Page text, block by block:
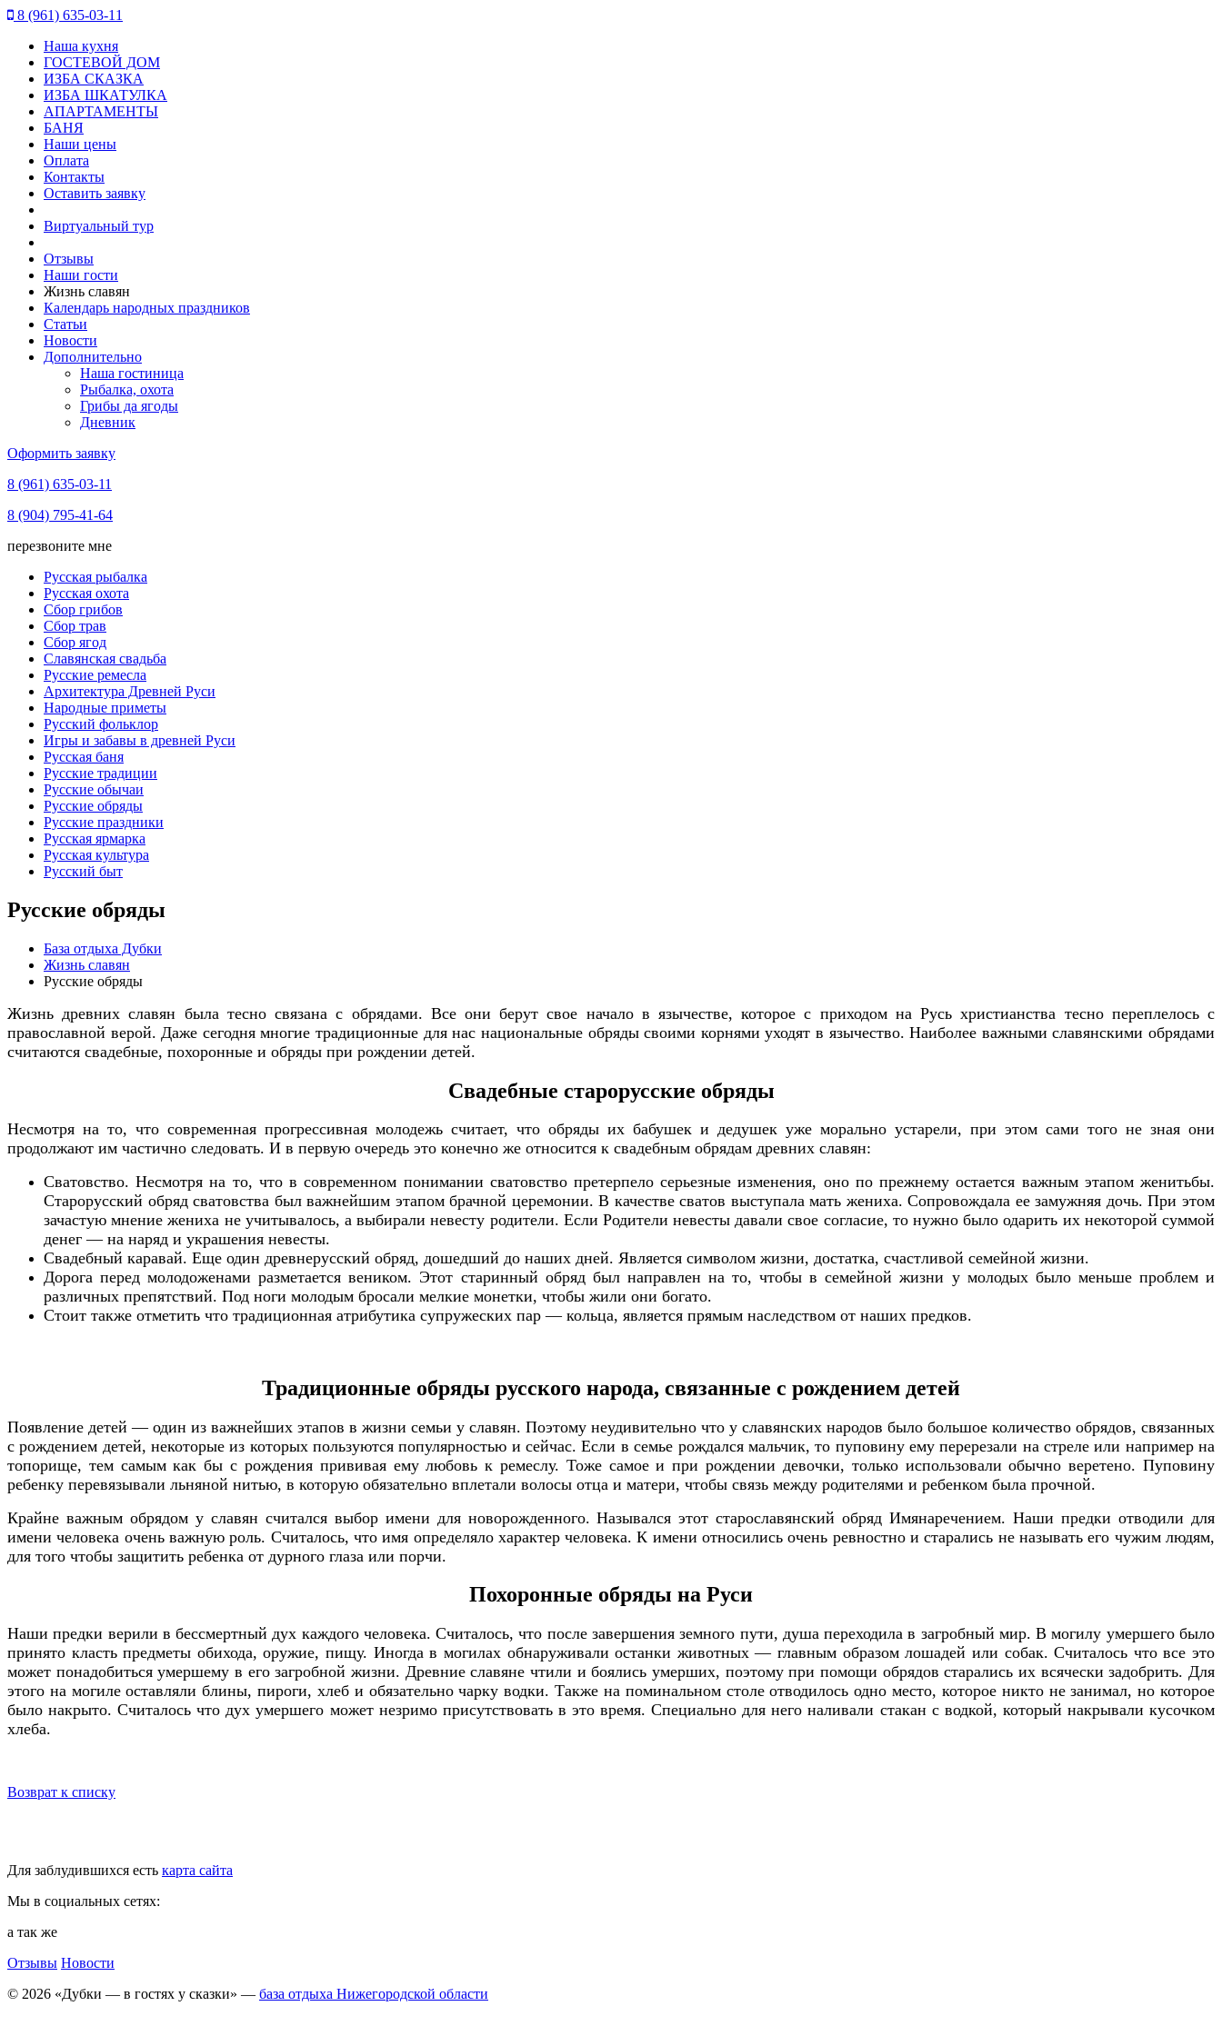
8 (961) 635-03-11
Наша кухня
ГОСТЕВОЙ ДОМ
ИЗБА СКАЗКА
ИЗБА ШКАТУЛКА
АПАРТАМЕНТЫ
БАНЯ
Наши цены
Оплата
Контакты
Оставить заявку
Виртуальный тур
Отзывы
Наши гости
Жизнь славян
Календарь народных праздников
Статьи
Новости
Дополнительно
Наша гостиница
Рыбалка, охота
Грибы да ягоды
Дневник
Оформить заявку
8 (961) 635-03-11
8 (904) 795-41-64
перезвоните мне
Русская рыбалка
Русская охота
Сбор грибов
Сбор трав
Сбор ягод
Славянская свадьба
Русские ремесла
Архитектура Древней Руси
Народные приметы
Русский фольклор
Игры и забавы в древней Руси
Русская баня
Русские традиции
Русские обычаи
Русские обряды
Русские праздники
Русская ярмарка
Русская культура
Русский быт
Русские обряды
База отдыха Дубки
Жизнь славян
Русские обряды
Жизнь древних славян была тесно связана с обрядами. Все они берут свое начало в язычестве, которое с приходом на Русь христианства тесно переплелось с
православной верой. Даже сегодня многие традиционные для нас национальные обряды своими корнями уходят в язычество. Наиболее важными славянскими обрядами
считаются свадебные, похоронные и обряды при рождении детей.
Свадебные старорусские обряды
Несмотря на то, что современная прогрессивная молодежь считает, что обряды их бабушек и дедушек уже морально устарели, при этом сами того не зная они
продолжают им частично следовать. И в первую очередь это конечно же относится к свадебным обрядам древних славян:
Сватовство. Несмотря на то, что в современном понимании сватовство претерпело серьезные изменения, оно по прежнему остается важным этапом женитьбы.
Старорусский обряд сватовства был важнейшим этапом брачной церемонии. В качестве сватов выступала мать жениха. Сопровождала ее замужняя дочь. При этом
зачастую мнение жениха не учитывалось, а выбирали невесту родители. Если Родители невесты давали свое согласие, то нужно было одарить их некоторой суммой
денег — на наряд и украшения невесты.
Свадебный каравай. Еще один древнерусский обряд, дошедший до наших дней. Является символом жизни, достатка, счастливой семейной жизни.
Дорога перед молодоженами разметается веником. Этот старинный обряд был направлен на то, чтобы в семейной жизни у молодых было меньше проблем и
различных препятствий. Под ноги молодым бросали мелкие монетки, чтобы жили они богато.
Стоит также отметить что традиционная атрибутика супружеских пар — кольца, является прямым наследством от наших предков.
Традиционные обряды русского народа, связанные с рождением детей
Появление детей — один из важнейших этапов в жизни семьи у славян. Поэтому неудивительно что у славянских народов было большое количество обрядов, связанных
с рождением детей, некоторые из которых пользуются популярностью и сейчас. Если в семье рождался мальчик, то пуповину ему перерезали на стреле или например на
топорище, тем самым как бы с рождения прививая ему любовь к ремеслу. Тоже самое и при рождении девочки, только использовали обычно веретено. Пуповину
ребенку перевязывали льняной нитью, в которую обязательно вплетали волосы отца и матери, чтобы связь между родителями и ребенком была прочной.
Крайне важным обрядом у славян считался выбор имени для новорожденного. Назывался этот старославянский обряд Имянаречением. Наши предки отводили для
имени человека очень важную роль. Считалось, что имя определяло характер человека. К имени относились очень ревностно и старались не называть его чужим людям,
для того чтобы защитить ребенка от дурного глаза или порчи.
Похоронные обряды на Руси
Наши предки верили в бессмертный дух каждого человека. Считалось, что после завершения земного пути, душа переходила в загробный мир. В могилу умершего было
принято класть предметы обихода, оружие, пищу. Иногда в могилах обнаруживали останки животных — главным образом лошадей или собак. Считалось что все это
может понадобиться умершему в его загробной жизни. Древние славяне чтили и боялись умерших, поэтому при помощи обрядов старались их всячески задобрить. Для
этого на могиле оставляли блины, пироги, хлеб и обязательно чарку водки. Также на поминальном столе отводилось одно место, которое никто не занимал, но которое
было накрыто. Считалось что дух умершего может незримо присутствовать в это время. Специально для него наливали стакан с водкой, который накрывали кусочком
хлеба.
Возврат к списку
Для заблудившихся есть карта сайта
Мы в социальных сетях:
а так же
Отзывы Новости
© 2026 «Дубки — в гостях у сказки» — база отдыха Нижегородской области